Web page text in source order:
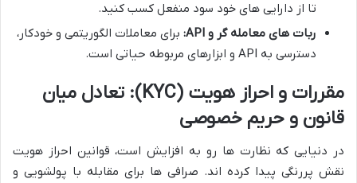
تا از دارایی های خود سود منفعل کسب کنید.
ربات های معامله گر و API:
برای معاملات الگوریتمی و خودکار،
دسترسی به API و ابزارهای مربوطه حیاتی است.
مقررات و احراز هویت (KYC): تعادل میان
قانون و حریم خصوصی
در دنیایی که نظارت ها رو به افزایش است، قوانین احراز هویت
نقش پررنگی پیدا کرده اند. صرافی ها برای مقابله با پولشویی و